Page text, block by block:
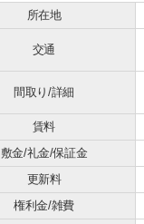
所在地
交通
間取り/詳細
賃料
敷金/礼金/保証金
更新料
権利金/雑費